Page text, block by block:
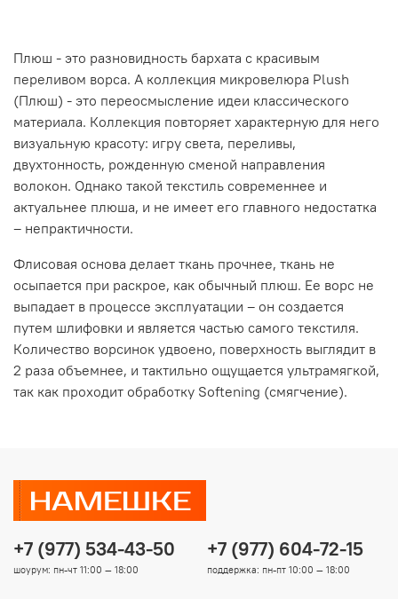
Плюш - это разновидность бархата с красивым
переливом ворса. А коллекция микровелюра Plush
(Плюш) - это переосмысление идеи классического
материала. Коллекция повторяет характерную для него
визуальную красоту: игру света, переливы,
двухтонность, рожденную сменой направления
волокон. Однако такой текстиль современнее и
актуальнее плюша, и не имеет его главного недостатка
– непрактичности.
Флисовая основа делает ткань прочнее, ткань не
осыпается при раскрое, как обычный плюш. Ее ворс не
выпадает в процессе эксплуатации – он создается
путем шлифовки и является частью самого текстиля.
Количество ворсинок удвоено, поверхность выглядит в
2 раза объемнее, и тактильно ощущается ультрамягкой,
так как проходит обработку Softening (смягчение).
+7 (977) 534-43-50
шоурум: пн-чт 11:00 — 18:00
+7 (977) 604-72-15
поддержка: пн-пт 10:00 — 18:00